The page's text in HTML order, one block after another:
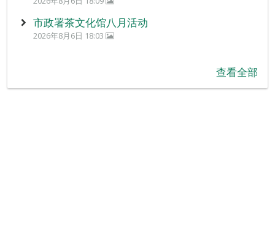
市政署茶文化馆八月活动
2026年8月6日 18:03
查看全部